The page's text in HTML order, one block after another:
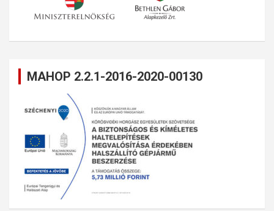
MAHOP 2.2.1-2016-2020-00130